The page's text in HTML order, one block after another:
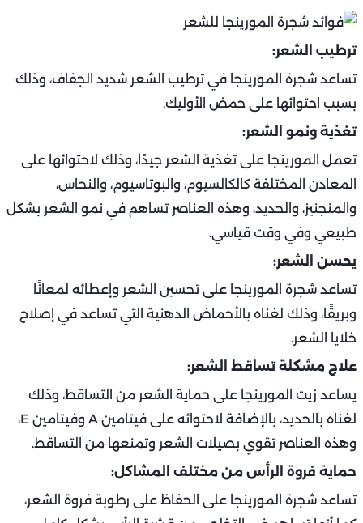
ترطيب الشعر:
تساعد شجرة المورينجا في ترطيب الشعر شديد الجفاف، وذلك
بسبب احتوائها على حمض الأوليك.
تغذية ونمو الشعر:
تعمل المورينجا على تغذية الشعر جيدًا، وذلك لاحتوائها على
المعادن المختلفة كالكالسيوم، والبوتاسيوم، والنحاس،
والمنجنيز، والحديد، وهذه العناصر تساهم في نمو الشعر بشكل
طبيعي وفي وقت قياسي.
يحسن الشعر:
تساعد شجرة المورينجا على تحسين الشعر وإعطائه لمعانًا
وبريقًا، وذلك لغناه بالأحماض الدهنية التي تساعد في إصلاح
خلايا الشعر.
علاج مشكلة تساقط الشعر:
يساعد زيت المورينجا على حماية الشعر من التساقط، وذلك
لغناه بالحديد، بالإضافة لاحتوائه على فيتامين A وفيتامين E،
وهذه العناصر تقوي بصيلات الشعر وتمنعها من التساقط.
حماية فروة الرأس من مختلف المشاكل:
تساعد شجرة المورينجا على الحفاظ على رطوبة فروة الشعر،